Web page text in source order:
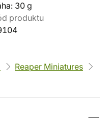
30 g
produktu
Reaper Miniatures